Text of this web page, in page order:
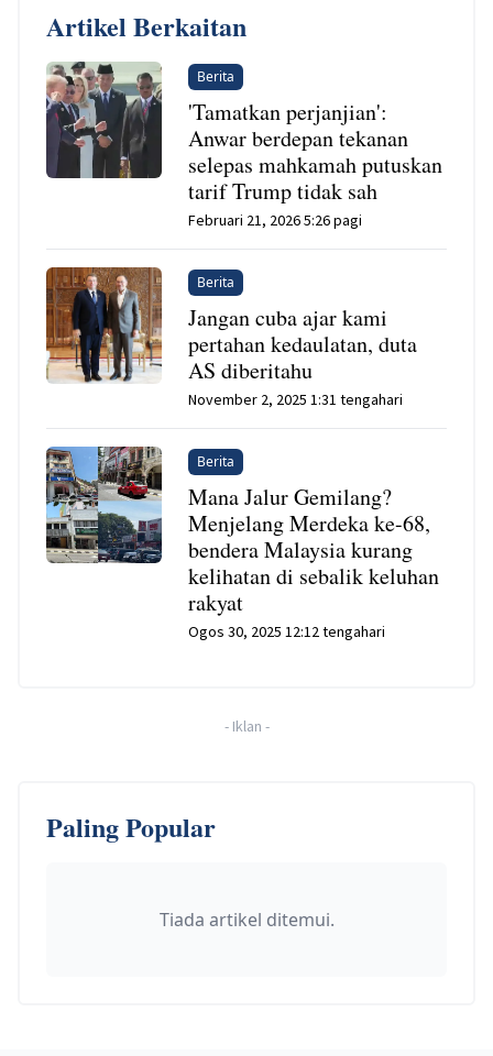
Artikel Berkaitan
Berita
'Tamatkan perjanjian':
Anwar berdepan tekanan
selepas mahkamah putuskan
tarif Trump tidak sah
Februari 21, 2026 5:26 pagi
Berita
Jangan cuba ajar kami
pertahan kedaulatan, duta
AS diberitahu
November 2, 2025 1:31 tengahari
Berita
Mana Jalur Gemilang?
Menjelang Merdeka ke-68,
bendera Malaysia kurang
kelihatan di sebalik keluhan
rakyat
Ogos 30, 2025 12:12 tengahari
- Iklan -
Paling Popular
Tiada artikel ditemui.